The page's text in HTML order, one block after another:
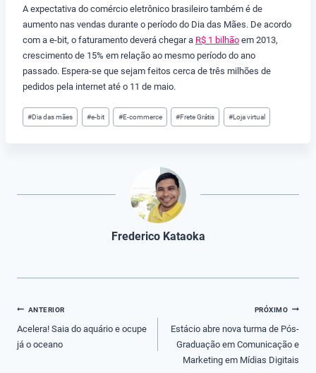
A expectativa do comércio eletrônico brasileiro também é de
aumento nas vendas durante o período do Dia das Mães. De acordo
com a e-bit, o faturamento deverá chegar a R$ 1 bilhão em 2013,
crescimento de 15% em relação ao mesmo período do ano
passado. Espera-se que sejam feitos cerca de três milhões de
pedidos pela internet até o 11 de maio.
Tags
do
#Dia das mães #e-bit #E-commerce #Frete Grátis #Loja virtual
Frederico Kataoka
Navegação
de
Post
ANTERIOR
Acelera! Saia do aquário e ocupe
já o oceano
PRÓXIMO
Estácio abre nova turma de Pós-
Graduação em Comunicação e
Marketing em Mídias Digitais